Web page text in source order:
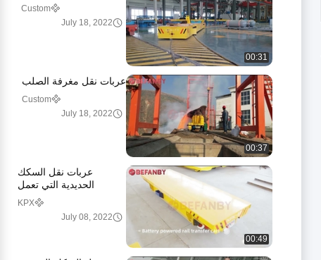
00:31
Custom
July 18, 2022
00:37
عربات نقل مغرفة الصلب
Custom
July 18, 2022
00:49
عربات نقل السكك
الحديدية التي تعمل
بالبطارية
KPX
July 08, 2022